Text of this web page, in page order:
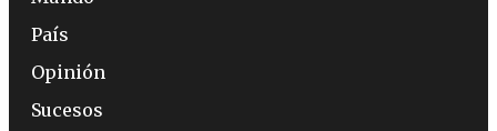
País
Opinión
Sucesos